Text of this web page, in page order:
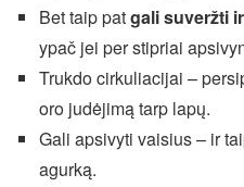
Bet taip patgali suveržti
ypač jei per stipriai
Trukdo cirkuliacijai –
oro judėjimą tarp lapų.
Gali apsivyti vaisius – ir
agurką.